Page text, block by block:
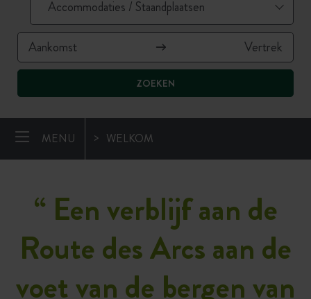
ZOEKEN
MENU WELKOM
“ Een verblijf aan de
Route des Arcs aan de
voet van de bergen van